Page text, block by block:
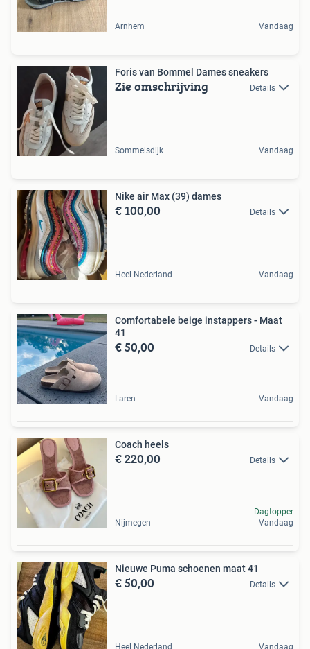
Arnhem Vandaag
Foris van Bommel Dames sneakers
Zie omschrijving Details
Sommelsdijk Vandaag
Nike air Max (39) dames
€ 100,00 Details
Heel Nederland Vandaag
Comfortabele beige instappers - Maat
41
€ 50,00 Details
Laren Vandaag
Coach heels
€ 220,00 Details
Nijmegen
Dagtopper
Vandaag
Nieuwe Puma schoenen maat 41
€ 50,00 Details
Heel Nederland Vandaag